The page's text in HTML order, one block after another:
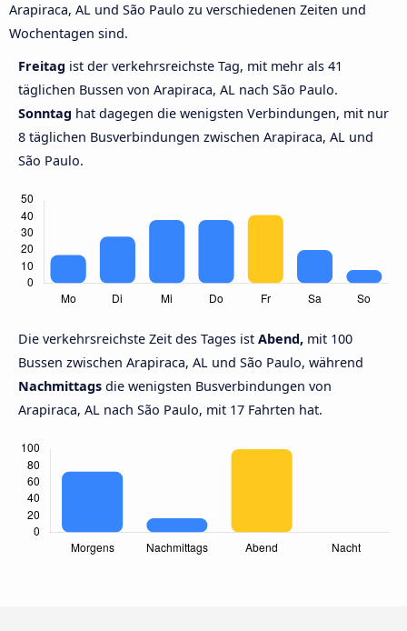
Arapiraca, AL und São Paulo zu verschiedenen Zeiten und
Wochentagen sind.
Freitag ist der verkehrsreichste Tag, mit mehr als 41
täglichen Bussen von Arapiraca, AL nach São Paulo.
Sonntag hat dagegen die wenigsten Verbindungen, mit nur
8 täglichen Busverbindungen zwischen Arapiraca, AL und
São Paulo.
Die verkehrsreichste Zeit des Tages ist Abend, mit 100
Bussen zwischen Arapiraca, AL und São Paulo, während
Nachmittags die wenigsten Busverbindungen von
Arapiraca, AL nach São Paulo, mit 17 Fahrten hat.